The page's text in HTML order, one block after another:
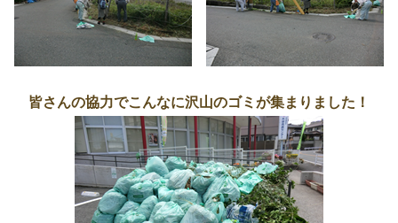
皆さんの協力でこんなに沢山のゴミが集まりました！